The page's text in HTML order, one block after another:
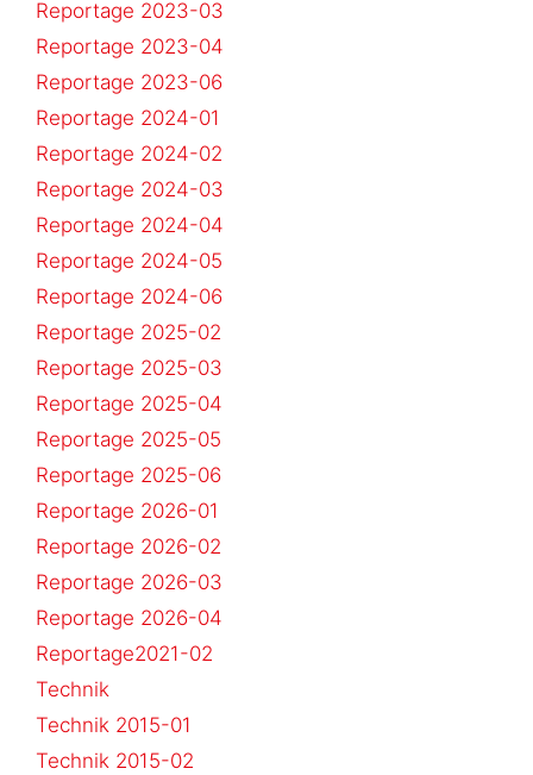
Reportage 2023-03
Reportage 2023-04
Reportage 2023-06
Reportage 2024-01
Reportage 2024-02
Reportage 2024-03
Reportage 2024-04
Reportage 2024-05
Reportage 2024-06
Reportage 2025-02
Reportage 2025-03
Reportage 2025-04
Reportage 2025-05
Reportage 2025-06
Reportage 2026-01
Reportage 2026-02
Reportage 2026-03
Reportage 2026-04
Reportage2021-02
Technik
Technik 2015-01
Technik 2015-02